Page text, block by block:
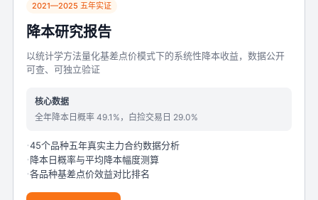
2021—2025 五年实证
降本研究报告
以统计学方法量化基差点价模式下的系统性降本收益，数据公开
可查、可独立验证
核心数据
全年降本日概率 49.1%，白捡交易日 29.0%
45个品种五年真实主力合约数据分析
降本日概率与平均降本幅度测算
各品种基差点价效益对比排名